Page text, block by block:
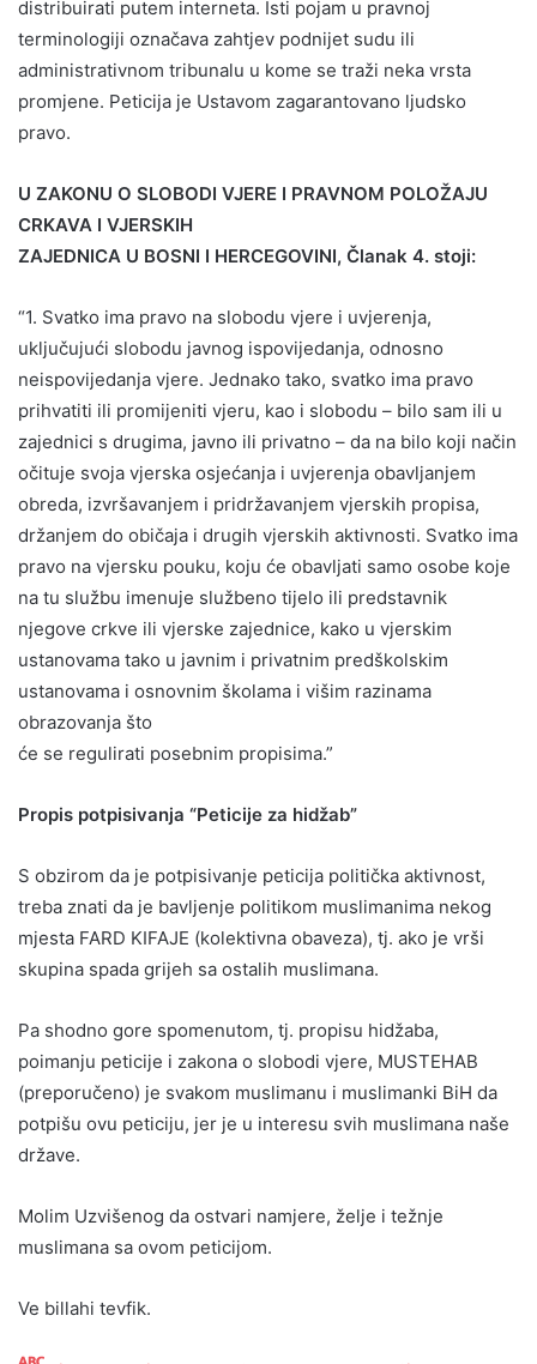
distribuirati putem interneta. Isti pojam u pravnoj
terminologiji označava zahtjev podnijet sudu ili
administrativnom tribunalu u kome se traži neka vrsta
promjene. Peticija je Ustavom zagarantovano ljudsko
pravo.
U ZAKONU O SLOBODI VJERE I PRAVNOM POLOŽAJU
CRKAVA I VJERSKIH
ZAJEDNICA U BOSNI I HERCEGOVINI, Članak 4. stoji:
“1. Svatko ima pravo na slobodu vjere i uvjerenja,
uključujući slobodu javnog ispovijedanja, odnosno
neispovijedanja vjere. Jednako tako, svatko ima pravo
prihvatiti ili promijeniti vjeru, kao i slobodu – bilo sam ili u
zajednici s drugima, javno ili privatno – da na bilo koji način
očituje svoja vjerska osjećanja i uvjerenja obavljanjem
obreda, izvršavanjem i pridržavanjem vjerskih propisa,
držanjem do običaja i drugih vjerskih aktivnosti. Svatko ima
pravo na vjersku pouku, koju će obavljati samo osobe koje
na tu službu imenuje službeno tijelo ili predstavnik
njegove crkve ili vjerske zajednice, kako u vjerskim
ustanovama tako u javnim i privatnim predškolskim
ustanovama i osnovnim školama i višim razinama
obrazovanja što
će se regulirati posebnim propisima.”
Propis potpisivanja “Peticije za hidžab”
S obzirom da je potpisivanje peticija politička aktivnost,
treba znati da je bavljenje politikom muslimanima nekog
mjesta FARD KIFAJE (kolektivna obaveza), tj. ako je vrši
skupina spada grijeh sa ostalih muslimana.
Pa shodno gore spomenutom, tj. propisu hidžaba,
poimanju peticije i zakona o slobodi vjere, MUSTEHAB
(preporučeno) je svakom muslimanu i muslimanki BiH da
potpišu ovu peticiju, jer je u interesu svih muslimana naše
države.
Molim Uzvišenog da ostvari namjere, želje i težnje
muslimana sa ovom peticijom.
Ve billahi tevfik.